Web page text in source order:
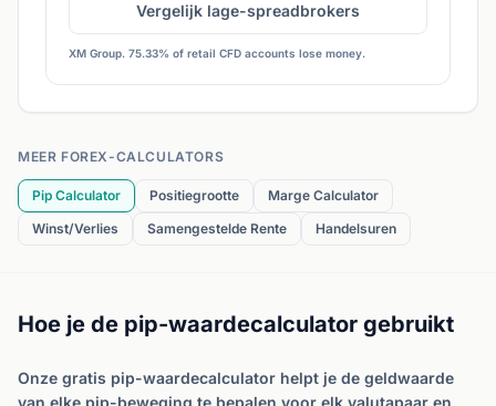
Vergelijk lage-spreadbrokers
XM Group. 75.33% of retail CFD accounts lose money.
MEER FOREX-CALCULATORS
Pip Calculator Positiegrootte
Marge Calculator
Winst/Verlies
Samengestelde Rente Handelsuren
Hoe je de pip-waardecalculator gebruikt
Onze gratis pip-waardecalculator helpt je de geldwaarde
van elke pip-beweging te bepalen voor elk valutapaar en